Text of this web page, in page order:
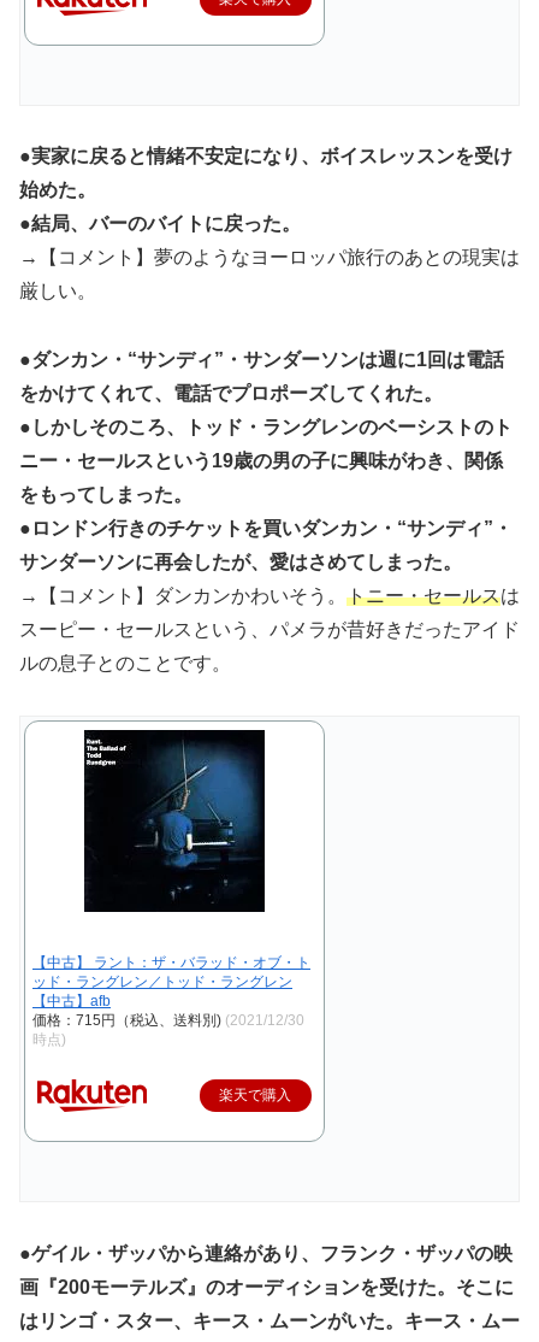
●実家に戻ると情緒不安定になり、ボイスレッスンを受け
始めた。
●結局、バーのバイトに戻った。
→【コメント】夢のようなヨーロッパ旅行のあとの現実は
厳しい。
●ダンカン・“サンディ”・サンダーソンは週に1回は電話
をかけてくれて、電話でプロポーズしてくれた。
●しかしそのころ、トッド・ラングレンのベーシストのト
ニー・セールスという19歳の男の子に興味がわき、関係
をもってしまった。
●ロンドン行きのチケットを買いダンカン・“サンディ”・
サンダーソンに再会したが、愛はさめてしまった。
→【コメント】ダンカンかわいそう。 トニー・セールスは
スーピー・セールスという、パメラが昔好きだったアイド
ルの息子とのことです。
【中古】 ラント：ザ・バラッド・オブ・ト
ッド・ラングレン／トッド・ラングレン
【中古】afb
価格：715円（税込、送料別) (2021/12/30
時点)
楽天で購入
●ゲイル・ザッパから連絡があり、フランク・ザッパの映
画『200モーテルズ』のオーディションを受けた。そこに
はリンゴ・スター、キース・ムーンがいた。キース・ムー